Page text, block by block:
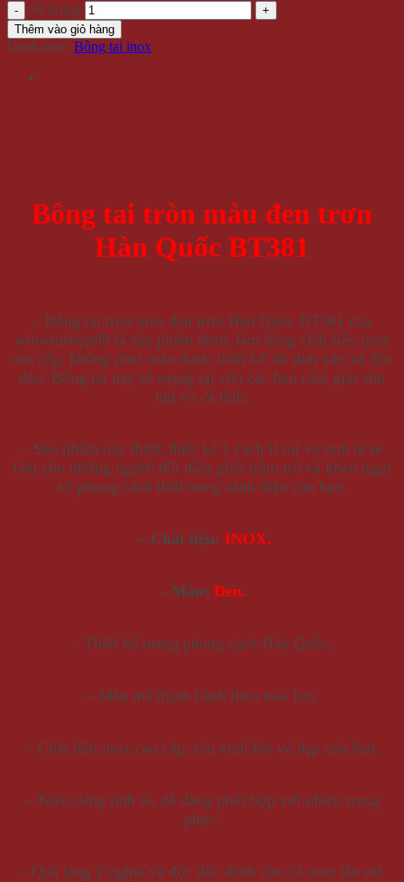
Số lượng
Thêm vào giỏ hàng
Danh mục: Bông tai inox
Bông tai tròn màu đen trơn
Hàn Quốc BT381
– Bông tai tròn màu đen trơn Hàn Quốc BT381 của
winwinshop88 là sản phẩm được làm bằng chất liệu inox
cao cấp, không phai màu được thiết kế rất tinh xảo và độc
đáo. Bông tai này sẽ mang lại cho các bạn cảm giác thu
hút và cá tính.
– Sản phẩm này được thiết kế 1 cách tỉ mỉ và tinh tế sẽ
làm cho những người đối diện phải trầm trồ và khen ngợi
về phong cách thời trang sành điệu của bạn.
– Chất liệu: INOX.
– Màu: Đen.
– Thiết kế mang phong cách Hàn Quốc.
– Mẫu mã thịnh hành theo trào lưu.
– Chất liệu inox cao cấp, tôn vinh lên vẻ đẹp của bạn.
– Kiểu dáng tinh tế, dễ dàng phối hợp với nhiều trang
phục.
– Quà tặng ý nghĩa và độc đáo dành cho cả nam lẫn nữ.